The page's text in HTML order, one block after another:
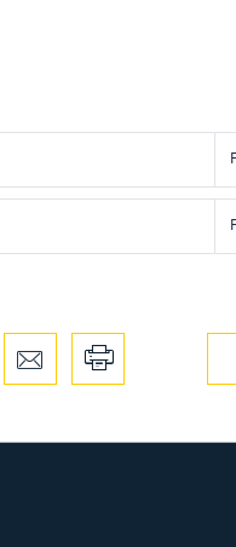
trzecich lub firm będących
Firmy te działają w charakterze
ofert, komunikatów